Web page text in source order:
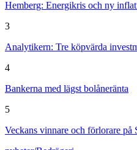
Hemberg: Energikris och ny
3
Analytikern: Tre köpvärda
4
Bankerna med lägst bolåneränta
5
Veckans vinnare och förlorare på